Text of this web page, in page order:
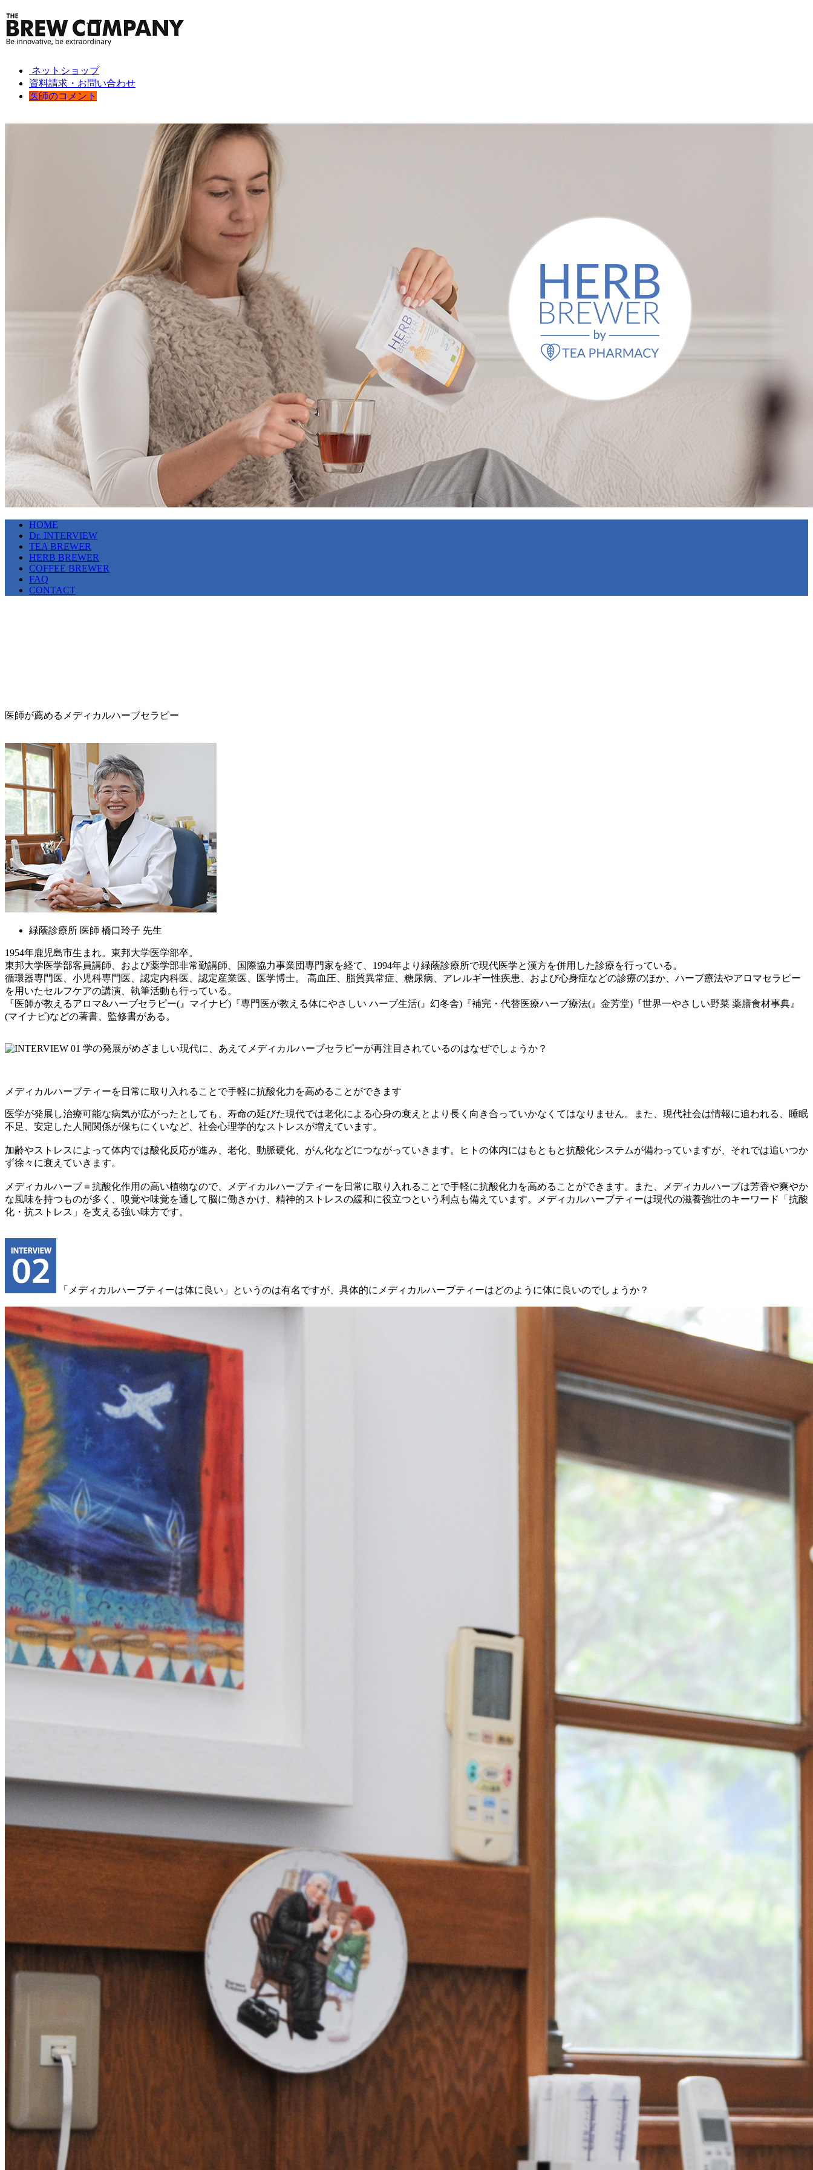
ネットショップ
資料請求・お問い合わせ
医師のコメント
HOME
Dr. INTERVIEW
TEA BREWER
HERB BREWER
COFFEE BREWER
FAQ
CONTACT
医師が薦めるメディカルハーブセラピー
緑蔭診療所 医師 橋口玲子 先生
1954年鹿児島市生まれ。東邦大学医学部卒。
東邦大学医学部客員講師、および薬学部非常勤講師、国際協力事業団専門家を経て、1994年より緑蔭診療所で現代医学と漢方を併用した診療を行っている。
循環器専門医、小児科専門医、認定内科医、認定産業医、医学博士。 高血圧、脂質異常症、糖尿病、アレルギー性疾患、および心身症などの診療のほか、ハーブ療法やアロマセラピー
を用いたセルフケアの講演、執筆活動も行っている。
『医師が教えるアロマ&ハーブセラピー(』マイナビ)『専門医が教える体にやさしい ハーブ生活(』幻冬舎)『補完・代替医療ハーブ療法(』金芳堂)『世界一やさしい野菜 薬膳食材事典』
(マイナビ)などの著書、監修書がある。
学の発展がめざましい現代に、あえてメディカルハーブセラピーが再注目されているのはなぜでしょうか？
メディカルハーブティーを日常に取り入れることで手軽に抗酸化力を高めることができます
医学が発展し治療可能な病気が広がったとしても、寿命の延びた現代では老化による心身の衰えとより長く向き合っていかなくてはなりません。また、現代社会は情報に追われる、睡眠
不足、安定した人間関係が保ちにくいなど、社会心理学的なストレスが増えています。
加齢やストレスによって体内では酸化反応が進み、老化、動脈硬化、がん化などにつながっていきます。ヒトの体内にはもともと抗酸化システムが備わっていますが、それでは追いつか
ず徐々に衰えていきます。
メディカルハーブ＝抗酸化作用の高い植物なので、メディカルハーブティーを日常に取り入れることで手軽に抗酸化力を高めることができます。また、メディカルハーブは芳香や爽やか
な風味を持つものが多く、嗅覚や味覚を通して脳に働きかけ、精神的ストレスの緩和に役立つという利点も備えています。メディカルハーブティーは現代の滋養強壮のキーワード「抗酸
化・抗ストレス」を支える強い味方です。
「メディカルハーブティーは体に良い」というのは有名ですが、具体的にメディカルハーブティーはどのように体に良いのでしょうか？